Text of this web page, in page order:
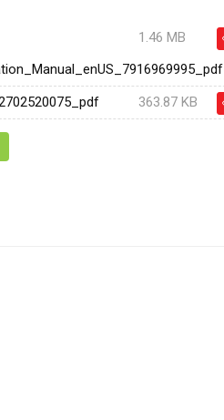
1.46 MB
363.87 KB